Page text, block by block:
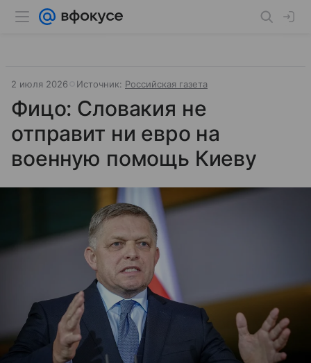
2 июля 2026 Источник: Российская газета
Фицо: Словакия не
отправит ни евро на
военную помощь Киеву